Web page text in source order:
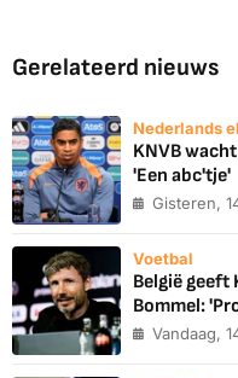
Gerelateerd nieuws
Nederlands
KNVB
'Een abc'tje'
Gisteren,
Voetbal
België geeft
Bommel:
Vandaag,